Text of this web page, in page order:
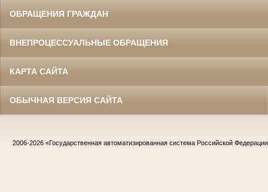
ОБРАЩЕНИЯ ГРАЖДАН
ВНЕПРОЦЕССУАЛЬНЫЕ ОБРАЩЕНИЯ
КАРТА САЙТА
ОБЫЧНАЯ ВЕРСИЯ САЙТА
2006-2026 «Государственная автоматизированная система Российской